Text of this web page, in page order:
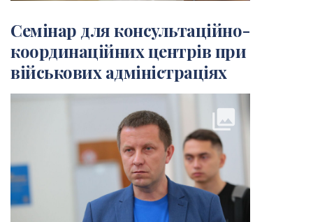
Семінар для консультаційно-
координаційних центрів при
військових адміністраціях
collections